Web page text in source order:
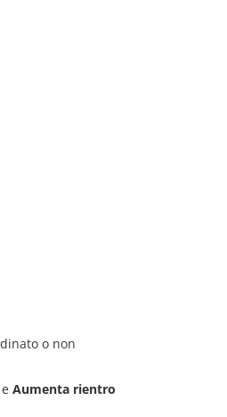
o non
e Aumenta rientro